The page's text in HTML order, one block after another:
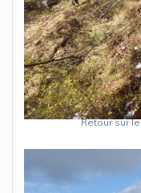
Retour sur